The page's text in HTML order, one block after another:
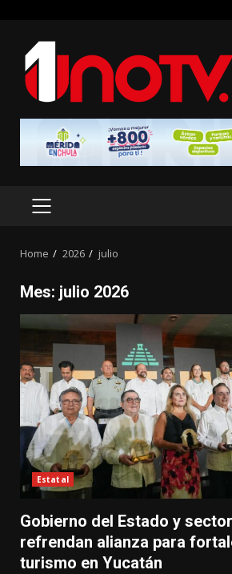
content
PRIMARY
Home 2026 julio
Mes: julio 2026
Estatal
Gobierno del Estado y
refrendan alianza para
turismo en Yucatán